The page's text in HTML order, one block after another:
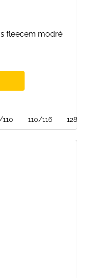
fleecem modré
110/116 128/